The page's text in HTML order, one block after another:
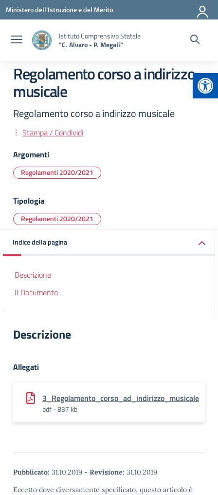
Vai ai contenuti
Vai al menu di navigazione
Vai al footer
Ministero dell'Istruzione e del Merito
Istituto Comprensivo Statale
"C. Alvaro - P. Megali"
Regolamento corso a indirizzo
musicale
Regolamento corso a indirizzo musicale
Stampa / Condividi
Argomenti
Regolamenti 2020/2021
Tipologia
Regolamenti 2020/2021
Indice della pagina
Descrizione
Il Documento
Descrizione
Allegati
3_Regolamento_corso_ad_indirizzo_musicale
pdf - 837 kb
Pubblicato: 31.10.2019 - Revisione: 31.10.2019
Eccetto dove diversamente specificato, questo articolo è